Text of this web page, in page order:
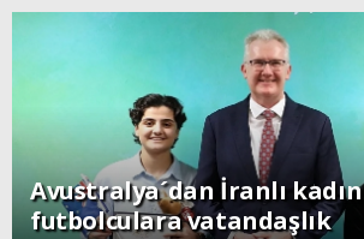
Avustralya´dan İranlı kadın
futbolculara vatandaşlık